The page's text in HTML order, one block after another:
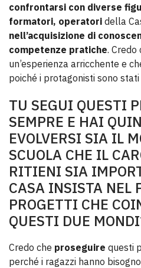
confrontarsi con diverse
formatori, operatori della
nell’acquisizione di
competenze pratiche. Credo
un’esperienza arricchente e
poiché i protagonisti sono
TU SEGUI QUESTI
SEMPRE E HAI
EVOLVERSI SIA IL
SCUOLA CHE IL
RITIENI SIA
CASA INSISTA NEL
PROGETTI CHE
QUESTI DUE
Credo che proseguire questi
perché i ragazzi hanno